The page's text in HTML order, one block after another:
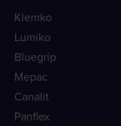
Klemko
Lumiko
Bluegrip
Mepac
Canalit
Panflex